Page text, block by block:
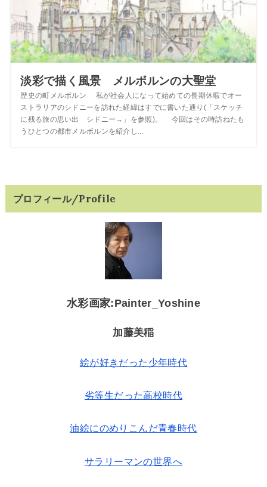
淡彩で描く風景 メルボルンの大聖堂
歴史の町メルボルン 私が社会人になって始めての長期休暇でオー
ストラリアのシドニーを訪れた経緯はすでに書いた通り(「スケッチ
に残る旅の思い出 シドニー→」を参照)。 今回はその時訪ねたも
うひとつの都市メルボルンを紹介し...
プロフィール/Profile
水彩画家:Painter_Yoshine
加藤美稲
絵が好きだった少年時代
劣等生だった高校時代
油絵にのめりこんだ青春時代
サラリーマンの世界へ